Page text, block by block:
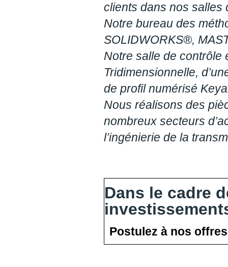
clients dans nos salles
Notre bureau des
SOLIDWORKS®,
Notre salle de contrôle
Tridimensionnelle,
de profil numérisé
Nous réalisons des
nombreux secteurs
l’ingénierie de la
Dans le cadre
Postulez à nos offres